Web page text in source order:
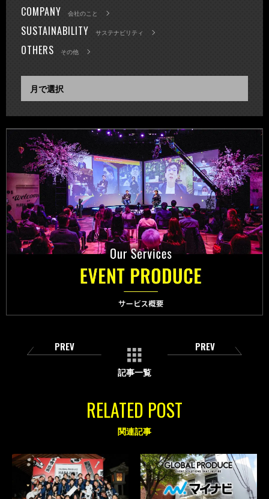
COMPANY 会社のこと
SUSTAINABILITY サステナビリティ
OTHERS その他
PREV
記事一覧
PREV
RELATED POST
関連記事